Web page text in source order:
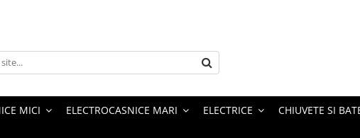
MICI ELECTROCASNICE MARI ELECTRICE CHIUVETE SI